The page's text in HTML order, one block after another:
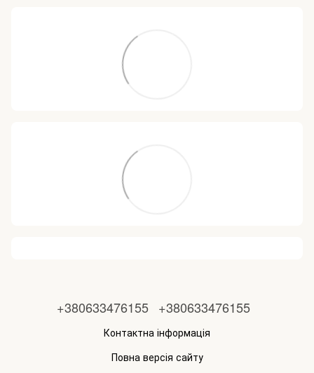
+380633476155 +380633476155
Контактна інформація
Повна версія сайту